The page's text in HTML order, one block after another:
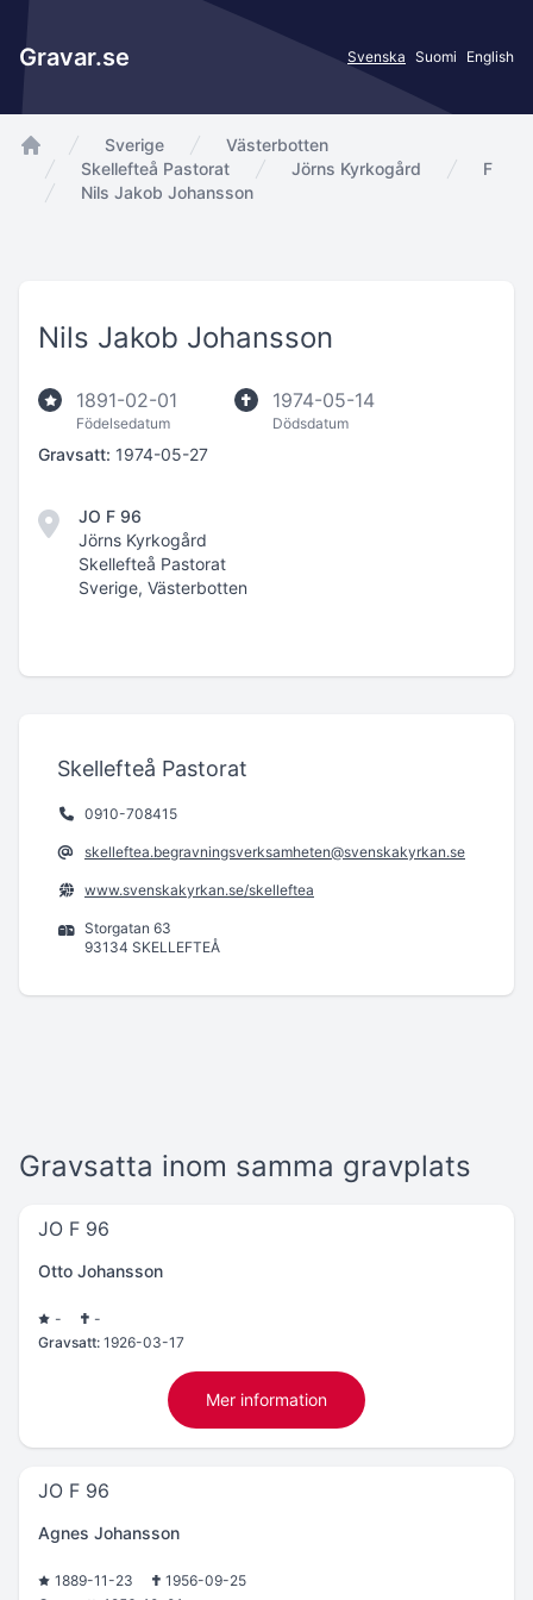
Gravar.se Svenska Suomi English
app.Start
Sverige
Västerbotten
Skellefteå Pastorat
Jörns Kyrkogård
F
Nils Jakob Johansson
Nils Jakob Johansson
1891-02-01
Födelsedatum
1974-05-14
Dödsdatum
Gravsatt: 1974-05-27
JO F 96
Jörns Kyrkogård
Skellefteå Pastorat
Sverige, Västerbotten
Skellefteå Pastorat
0910-708415
skelleftea.begravningsverksamheten@svenskakyrkan.se
www.svenskakyrkan.se/skelleftea
Storgatan 63
93134 SKELLEFTEÅ
Gravsatta inom samma gravplats
JO F 96
Otto Johansson
-
-
Gravsatt: 1926-03-17
Mer information
JO F 96
Agnes Johansson
1889-11-23
1956-09-25